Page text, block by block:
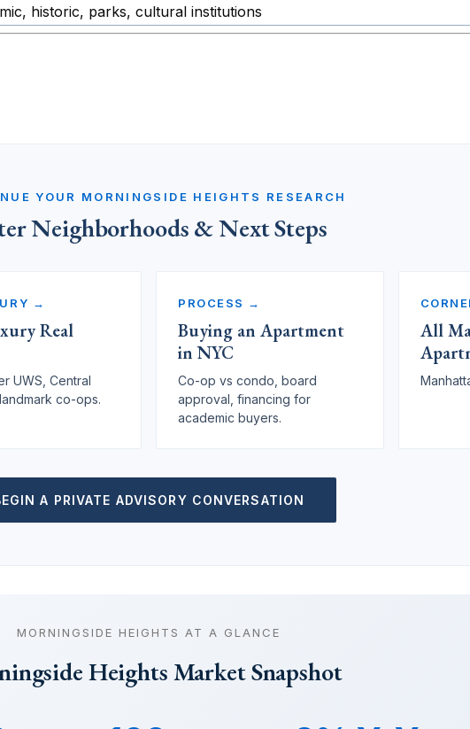
historic, parks, cultural institutions
YOUR MORNINGSIDE HEIGHTS RESEARCH
Neighborhoods & Next Steps
→
Real
UWS, Central
co-ops.
PROCESS →
Buying an Apartment
in NYC
Co-op vs condo, board
approval, financing for
academic buyers.
All
A PRIVATE ADVISORY CONVERSATION
MORNINGSIDE HEIGHTS AT A GLANCE
Heights Market Snapshot